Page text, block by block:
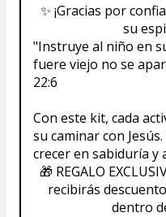
✨ ¡Gracias por
su
"Instruye al niño en
fuere viejo no se
22:6
Con este kit, cada
su caminar con
crecer en sabiduría y
🎁 REGALO
recibirás
dentro